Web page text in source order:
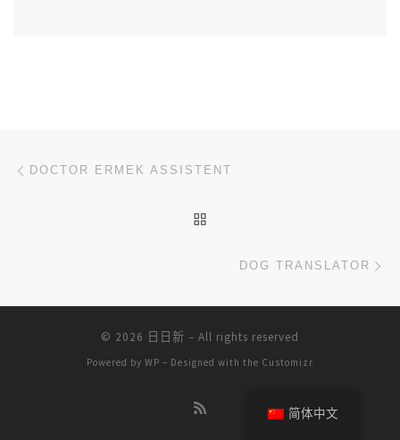
文章导航
DOCTOR ERMEK ASSISTENT
DOG TRANSLATOR
© 2026 日日新 – All rights reserved
Powered by WP – Designed with the Customizr
简体中文